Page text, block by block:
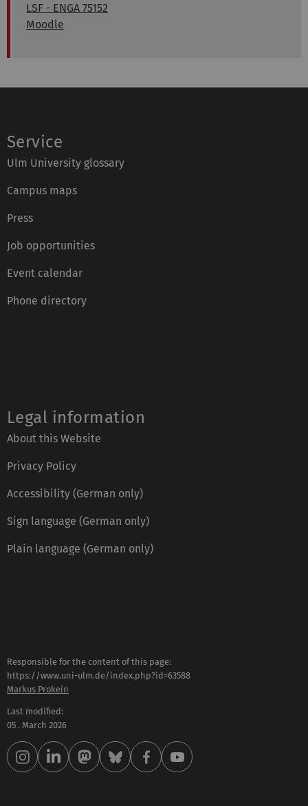
LSF - ENGA 75152
Moodle
Service
Ulm University glossary
Campus maps
Press
Job opportunities
Event calendar
Phone directory
Legal information
About this Website
Privacy Policy
Accessibility (German only)
Sign language (German only)
Plain language (German only)
Responsible for the content of this page:
https://www.uni-ulm.de/index.php?id=63588
Markus Prokein
Last modified:
05 . March 2026